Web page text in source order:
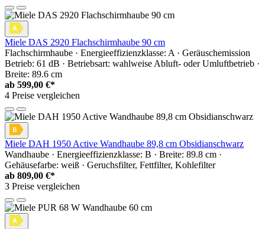
Miele DAS 2920 Flachschirmhaube 90 cm
Flachschirmhaube · Energieeffizienzklasse: A · Geräuschemission
Betrieb: 61 dB · Betriebsart: wahlweise Abluft- oder Umluftbetrieb ·
Breite: 89.6 cm
ab 599,00 €*
4 Preise vergleichen
Miele DAH 1950 Active Wandhaube 89,8 cm Obsidianschwarz
Wandhaube · Energieeffizienzklasse: B · Breite: 89.8 cm ·
Gehäusefarbe: weiß · Geruchsfilter, Fettfilter, Kohlefilter
ab 809,00 €*
3 Preise vergleichen